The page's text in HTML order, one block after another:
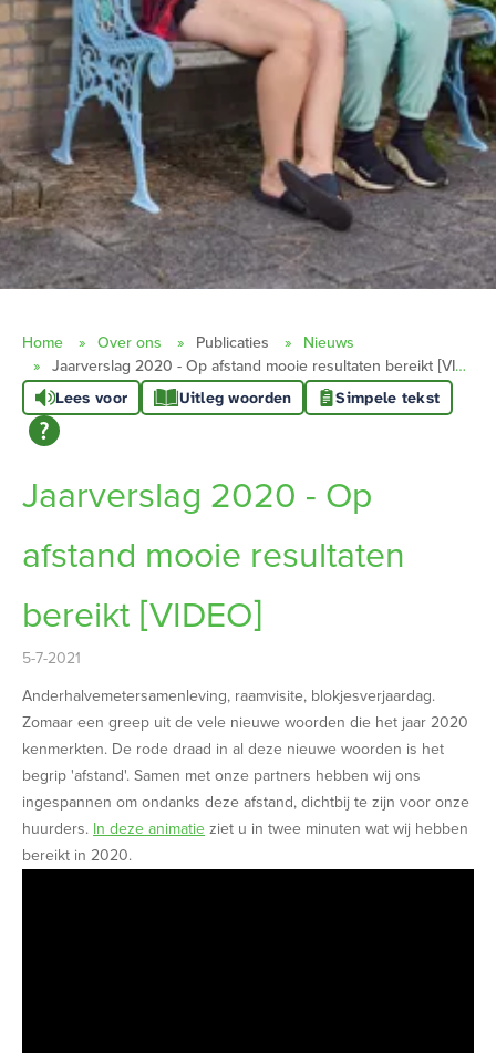
Home Over ons Publicaties
Nieuws
Jaarverslag 2020 - Op afstand mooie resultaten bereikt [VIDEO]
Lees voor Uitleg woorden Simpele tekst
Jaarverslag 2020 - Op
afstand mooie resultaten
bereikt [VIDEO]
5-7-2021
Anderhalvemetersamenleving, raamvisite, blokjesverjaardag.
Zomaar een greep uit de vele nieuwe woorden die het jaar 2020
kenmerkten. De rode draad in al deze nieuwe woorden is het
begrip 'afstand'. Samen met onze partners hebben wij ons
ingespannen om ondanks deze afstand, dichtbij te zijn voor onze
huurders. In deze animatie ziet u in twee minuten wat wij hebben
bereikt in 2020.